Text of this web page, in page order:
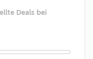
Deals bei